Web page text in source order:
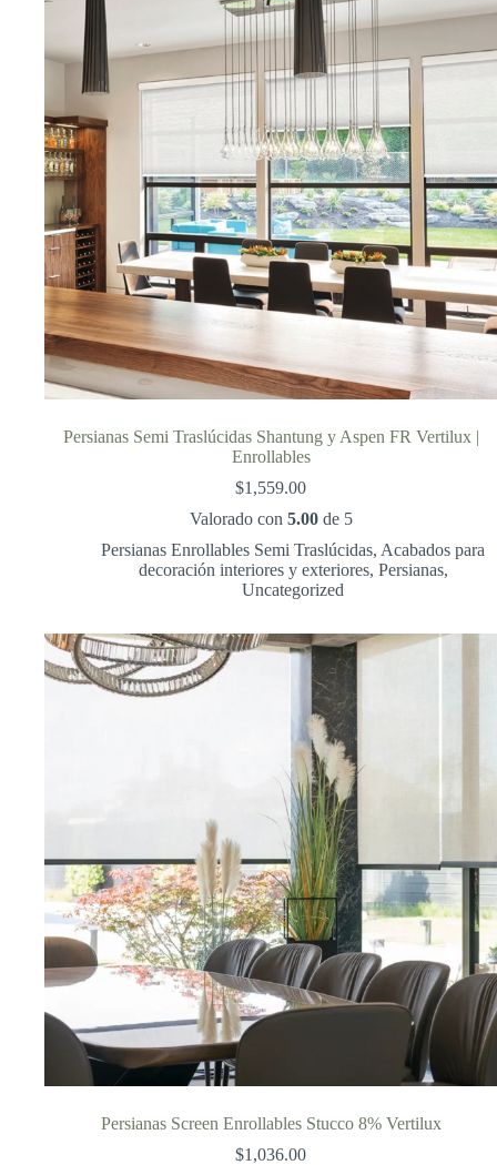
Persianas Semi Traslúcidas Shantung y Aspen FR Vertilux |
Enrollables
$1,559.00
Valorado con 5.00de 5
Persianas Enrollables Semi Traslúcidas, Acabados para
decoración interiores y exteriores, Persianas,
Uncategorized
Persianas Screen Enrollables Stucco 8% Vertilux
$1,036.00